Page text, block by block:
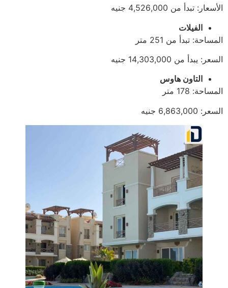
الأسعار: تبدأ من 4,526,000 جنيه
الفيلات
المساحة: تبدأ من 251 متر
السعر: يبدأ من 14,303,000 جنيه
التاون هاوس
المساحة: 178 متر
السعر: 6,863,000 جنيه